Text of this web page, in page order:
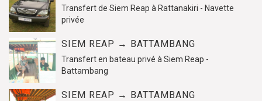
Transfert de Siem Reap à Rattanakiri - Navette
privée
SIEM REAP → BATTAMBANG
Transfert en bateau privé à Siem Reap -
Battambang
SIEM REAP → BATTAMBANG